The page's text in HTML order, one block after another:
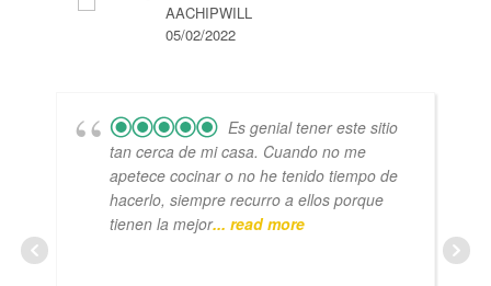
AACHIPWILL
05/02/2022
Es genial tener este sitio
tan cerca de mi casa. Cuando no me
apetece cocinar o no he tenido tiempo de
hacerlo, siempre recurro a ellos porque
tienen la mejor... read more